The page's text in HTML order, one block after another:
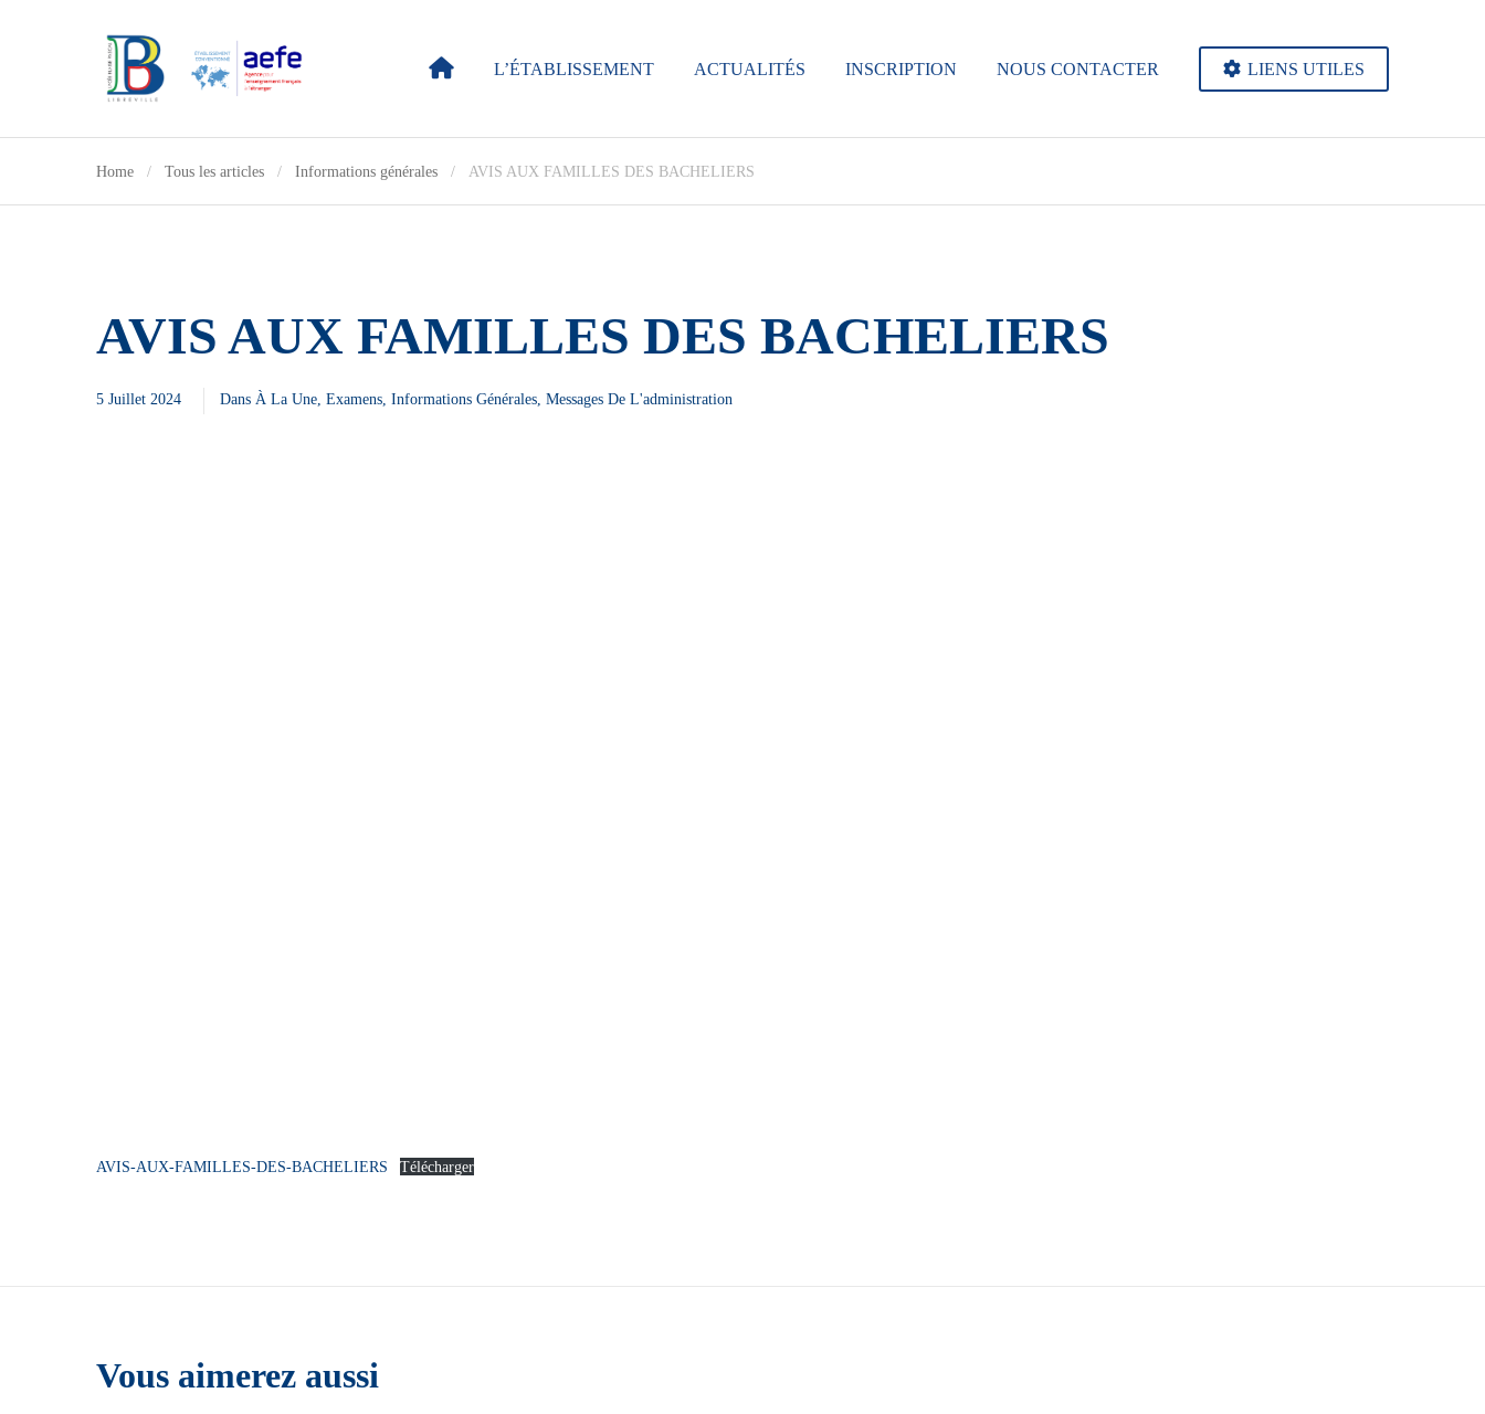
L’ÉTABLISSEMENT ACTUALITÉS INSCRIPTION NOUS CONTACTER LIENS UTILES
Home Tous les articles Informations générales AVIS AUX FAMILLES DES BACHELIERS
AVIS AUX FAMILLES DES BACHELIERS
5 Juillet 2024 Dans À La Une, Examens, Informations Générales, Messages De L'administration
AVIS-AUX-FAMILLES-DES-BACHELIERS Télécharger
Vous aimerez aussi